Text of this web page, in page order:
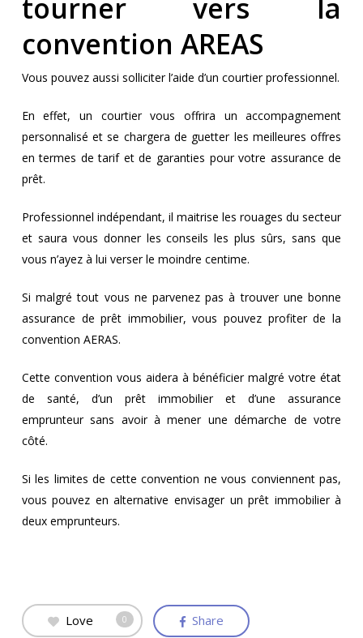
tourner vers la
convention AREAS
Vous pouvez aussi solliciter l’aide d’un courtier professionnel.
En effet, un courtier vous offrira un accompagnement
personnalisé et se chargera de guetter les meilleures offres
en termes de tarif et de garanties pour votre assurance de
prêt.
Professionnel indépendant, il maitrise les rouages du secteur
et saura vous donner les conseils les plus sûrs, sans que
vous n’ayez à lui verser le moindre centime.
Si malgré tout vous ne parvenez pas à trouver une bonne
assurance de prêt immobilier, vous pouvez profiter de la
convention AERAS.
Cette convention vous aidera à bénéficier malgré votre état
de santé, d’un prêt immobilier et d’une assurance
emprunteur sans avoir à mener une démarche de votre
côté.
Si les limites de cette convention ne vous conviennent pas,
vous pouvez en alternative envisager un prêt immobilier à
deux emprunteurs.
Love 0 Share